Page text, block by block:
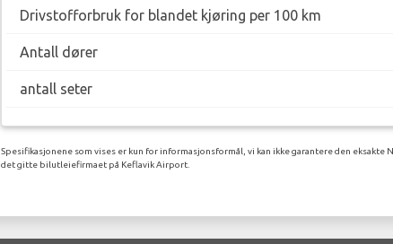
Drivstofforbruk for blandet kjøring per 100 km
Antall dører
antall seter
Spesifikasjonene som vises er kun for informasjonsformål, vi kan ikke garantere den
det gitte bilutleiefirmaet på Keflavik Airport.